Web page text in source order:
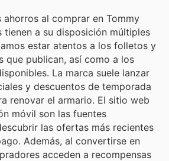
ahorros al comprar en Tommy
tienen a su disposición múltiples
estar atentos a los folletos y
que publican, así como a los
La marca suele lanzar
y descuentos de temporada
renovar el armario. El sitio web
móvil son las fuentes
las ofertas más recientes
Además, al convertirse en
acceden a recompensas